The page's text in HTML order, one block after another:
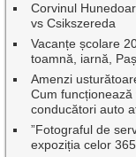
Corvinul
vs Csikszereda
Vacanțe școlare
toamnă, iarnă,
Amenzi
Cum
conducători auto
”Fotograful de
expoziția celor